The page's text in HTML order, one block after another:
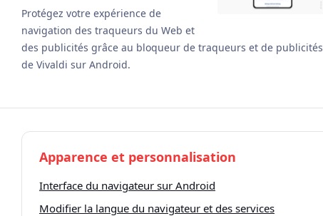
Protégez votre expérience de
navigation des traqueurs du Web et
des publicités grâce au bloqueur de traqueurs et de publicités
de Vivaldi sur Android.
Apparence et personnalisation
Interface du navigateur sur Android
Modifier la langue du navigateur et des services